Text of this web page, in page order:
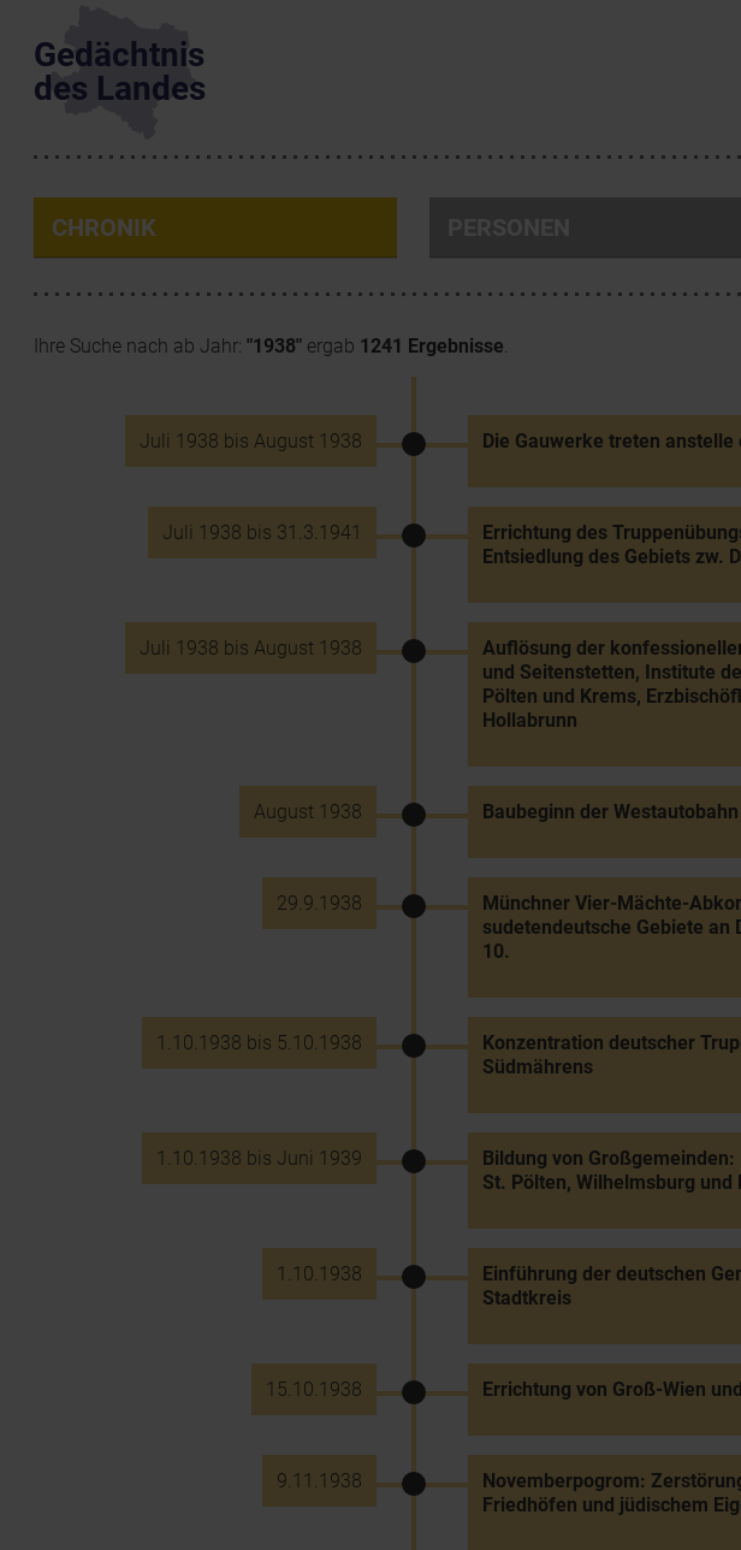
Gedächtnis
des Landes
CHRONIK
Ihre Suche nach ab Jahr: "1938" ergab 1241 Ergebnisse.
Juli 1938 bis August 1938 Die Gauwerke treten anstelle
Juli 1938 bis 31.3.1941
Errichtung des
Entsiedlung des Gebiets zw.
Juli 1938 bis August 1938
Auflösung der
und Seitenstetten, Institute
Pölten und Krems,
Hollabrunn
August 1938 Baubeginn der Westautobahn
29.9.1938
Münchner Vier-Mächte-
sudetendeutsche Gebiete an
10.
1.10.1938 bis 5.10.1938
Konzentration deutscher
Südmährens
1.10.1938 bis Juni 1939
Bildung von
St. Pölten, Wilhelmsburg und
1.10.1938
Einführung der deutschen
Stadtkreis
15.10.1938 Errichtung von Groß-Wien
9.11.1938
Novemberpogrom:
Friedhöfen und jüdischem